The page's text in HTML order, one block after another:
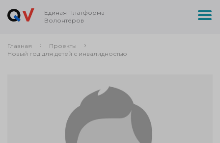
Единая Платформа
Волонтёров
Главная
Проекты
Новый год для детей с инвалидностью